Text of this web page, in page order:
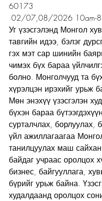
60173
02/07,08/2026 10am-
Уг үзэсгэлэнд Монгол
тавгийн идээ, бэлэг
гэх мэт сар шинийн
чимэх бүх бараа
болно. Монголчууд та
хүрэлцэн ирэхийг урьж
Мөн энэхүү үзэсгэлэн
бүхэн бараа
сурталчлах, борлуулах,
үйл ажиллагаагаа
танилцуулах маш
байдаг учраас оролцох
бизнес, байгууллага,
бүрийг урьж байна.
худалдаанд оролцох